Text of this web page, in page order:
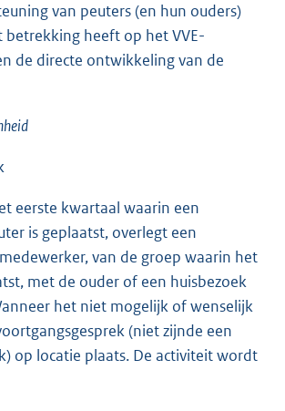
van peuters (en hun ouders)
betrekking heeft op het VVE-
de directe ontwikkeling van de
eerste kwartaal waarin een
is geplaatst, overlegt een
van de groep waarin het
met de ouder of een huisbezoek
het niet mogelijk of wenselijk
(niet zijnde een
op locatie plaats. De activiteit wordt